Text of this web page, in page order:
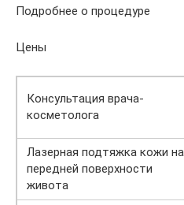
Подробнее о процедуре
Цены
Консультация врача-
косметолога
Лазерная подтяжка кожи на
передней поверхности
живота